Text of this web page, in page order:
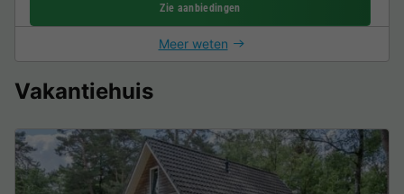
Zie aanbiedingen
Meer weten
Vakantiehuis